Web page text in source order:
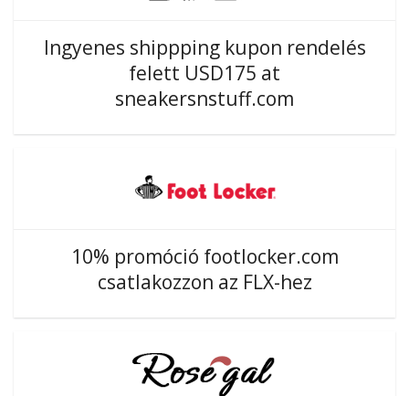
Ingyenes shippping kupon rendelés
felett USD175 at
sneakersnstuff.com
10% promóció footlocker.com
csatlakozzon az FLX-hez